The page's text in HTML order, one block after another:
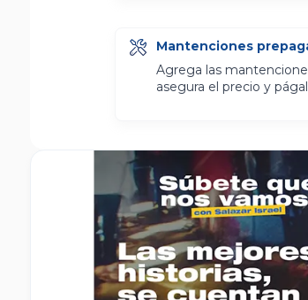
Mantenciones
Agrega las
asegura el precio y